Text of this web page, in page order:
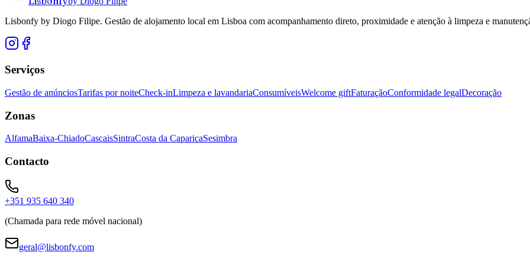
Lisbonfy by Diogo Filipe. Gestão de alojamento local em Lisboa com acompanhamento direto, proximidade e atenção à limpeza e
Serviços
Gestão de anúnciosTarifas por noiteCheck-inLimpeza e lavandariaConsumíveisWelcome giftFaturaçãoConformidade legalDecoração
Zonas
AlfamaBaixa-ChiadoCascaisSintraCosta da CaparicaSesimbra
Contacto
+351 935 640 340
(Chamada para rede móvel nacional)
geral@lisbonfy.com